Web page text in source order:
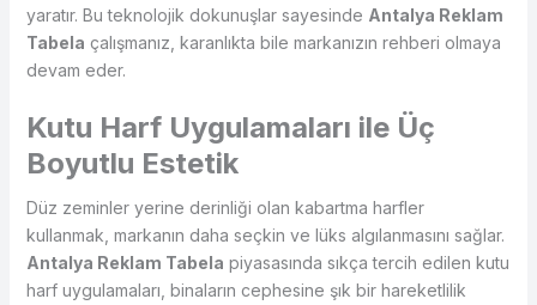
yaratır. Bu teknolojik dokunuşlar sayesinde Antalya Reklam
Tabela çalışmanız, karanlıkta bile markanızın rehberi olmaya
devam eder.
Kutu Harf Uygulamaları ile Üç
Boyutlu Estetik
Düz zeminler yerine derinliği olan kabartma harfler
kullanmak, markanın daha seçkin ve lüks algılanmasını sağlar.
Antalya Reklam Tabela piyasasında sıkça tercih edilen kutu
harf uygulamaları, binaların cephesine şık bir hareketlilik